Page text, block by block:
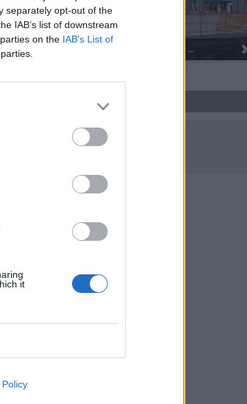
separately opt-out of the
IAB’s list of downstream
on the IAB’s List of
it
Dall’oro alla fiaccola: ...
SEGUICI SUI SOCIAL